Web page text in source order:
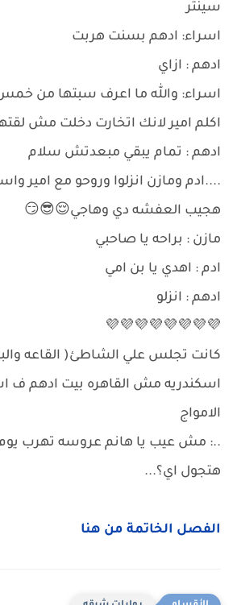
سينتر
اسراء: ادهم بسنت هربت
ادهم : ازاي
اسراء: والله ما اعرف سبتها من
اكلم امير لانك اتخارت دخلت مش
ادهم : تمام يبقي مبعدتش سلام
....ادم ومازن انزلوا وروحو مع امير
هجيب العفشه دي وهاجي😌😎😏
مازن : براحه يا صاحبي
ادم : اهدي يا بن امي
ادهم : انزلو
💜💜💜💜💜💜💜💜
كانت تجلس علي الشاطئ( القاعه
اسكندريه مش القاهره بيت ادهم ف
الامواج
..: مش عيب يا هانم عروسه تهرب
هتجول اي؟...
الفصل الخاتمة من هنا